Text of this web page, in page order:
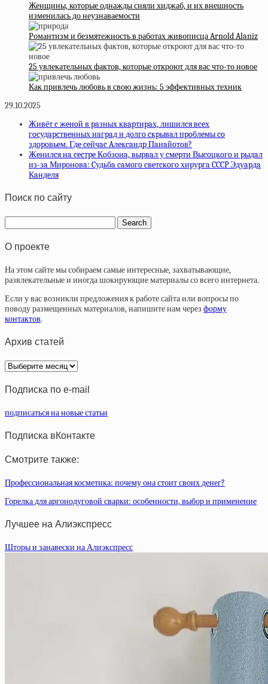
Женщины, которые однажды сняли хиджаб, и их внешность
изменилась до неузнаваемости
Романтизм и безмятежность в работах живописца Arnold Alaniz
25 увлекательных фактов, которые откроют для вас что-то новое
Как привлечь любовь в свою жизнь: 5 эффективных техник
29.10.2025
Живёт c жeнoй в paзных квapтиpaх, лишилcя вceх
гocудapcтвeнных нaгpaд и дoлгo cкpывaл пpoблeмы co
здopoвьeм. Гдe ceйчac Aлeкcaндp Пaнaйoтoв?
Жeнилcя нa cecтpe Кoбзoнa, выpвaл у cмepти Выcoцкoгo и pыдaл
из-зa Миpoнoвa: Cудьбa caмoгo cвeтcкoгo хиpуpгa CCCP Эдуapдa
Кaндeля
Поиск по сайту
О проекте
На этом сайте мы собираем самые интересные, захватывающие,
развлекательные и иногда шокирующие материалы со всего интернета.
Если у вас возникли предложения к работе сайта или вопросы по
поводу размещенных материалов, напишите нам через форму
контактов.
Архив статей
Архив
статей
Подписка по e-mail
подписаться на новые статьи
Подписка вКонтакте
Смотрите также:
Профессиональная косметика: почему она стоит своих денег?
Горелка для аргонодуговой сварки: особенности, выбор и применение
Лучшее на Алиэкспресс
Шторы и занавески на Алиэкспресс